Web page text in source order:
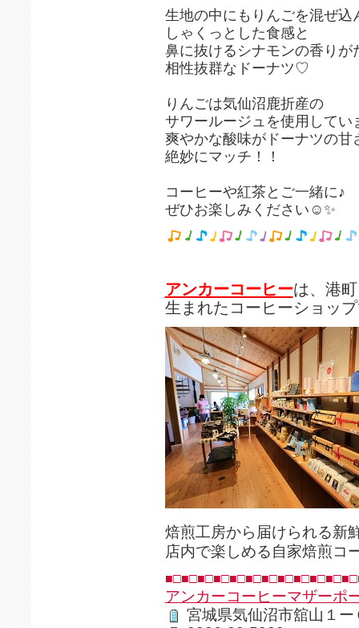
生地の中にもりんごを混ぜ込
しゃくっとした食感と
鼻に抜けるシナモンの香りが
相性抜群なドーナツ♡
りんごは気仙沼鹿折産の
サワールージュを使用してい
爽やかな酸味がドーナツの甘
絶妙にマッチ！！
コーヒーや紅茶とご一緒に♪
ぜひお楽しみください☺✨
アンカーコーヒーは、港
生まれたコーヒーショッ
焙煎工房から届けられる新
店内で楽しめる自家焙煎コ
アンカーコーヒーマザーポ
宮城県気仙沼市舘山１ー